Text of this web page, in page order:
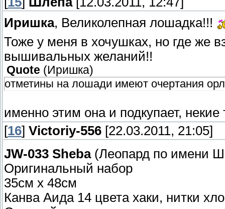
Иришка, Великолепная лошадка!!!
Тоже у меня в хочушках, но где же
вышивальных желаний!!
Quote (Иришка)
отметины на лошади имеют очертания
именно этим она и подкупает,
[16] Victoriy-556 [22.03.2011, 21:05]
JW-033 Sheba(Леопард по имени
Оригинальный набор
35см x 48см
Канва Аида 14 цвета хаки, нитки